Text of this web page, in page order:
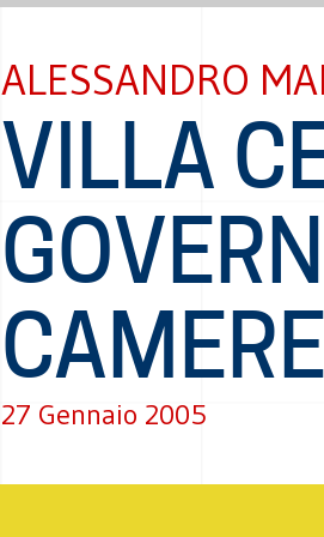
ALESSANDRO
VILLA
CAMERE
27 Gennaio 2005